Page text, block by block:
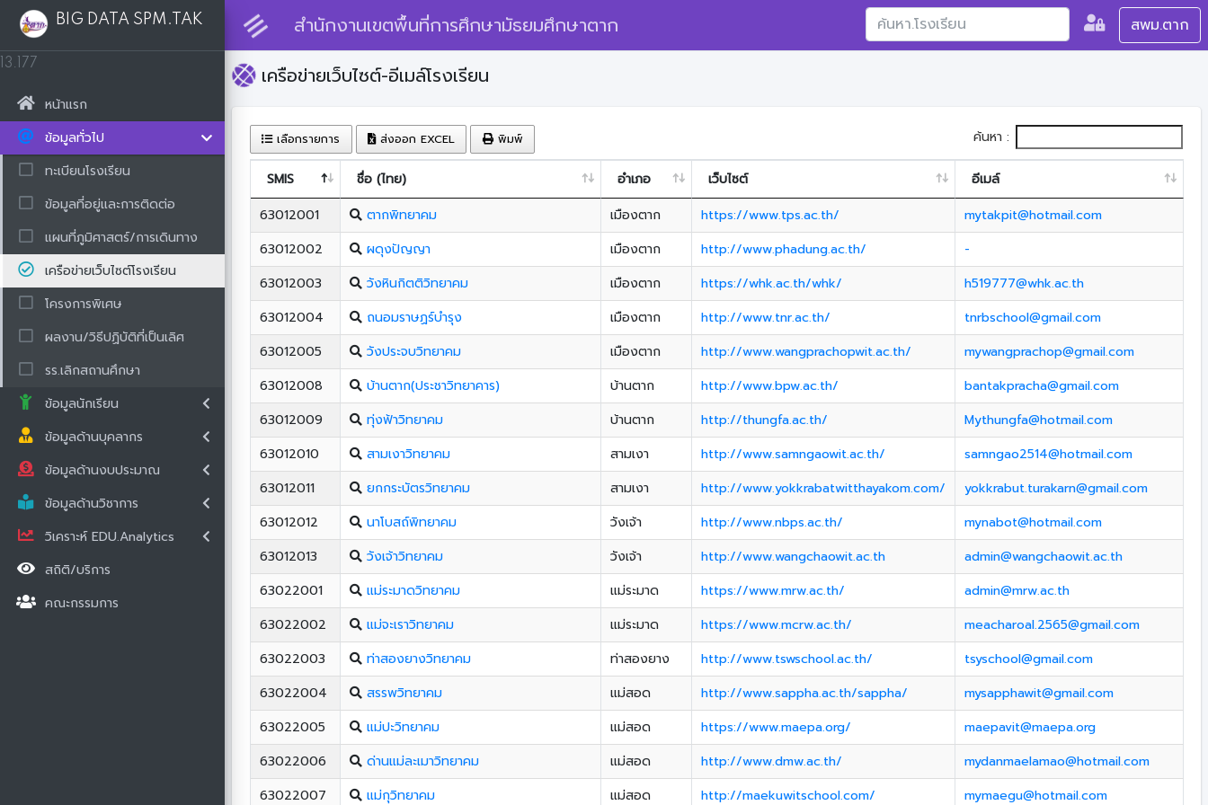
สำนักงานเขตพื้นที่การศึกษามัธยมศึกษาตาก สพม.ตาก
BIG DATA SPM.TAK
13.177
หน้าแรก
ข้อมูลทั่วไป
ทะเบียนโรงเรียน
ข้อมูลที่อยู่และการติดต่อ
แผนที่ภูมิศาสตร์/การเดินทาง
เครือข่ายเว็บไซต์โรงเรียน
โครงการพิเศษ
ผลงาน/วิธีปฏิบัติที่เป็นเลิศ
รร.เลิกสถานศึกษา
ข้อมูลนักเรียน
ข้อมูลด้านบุคลากร
ข้อมูลด้านงบประมาณ
ข้อมูลด้านวิชาการ
วิเคราะห์ EDU.Analytics
สถิติ/บริการ
คณะกรรมการ
เครือข่ายเว็บไซต์-อีเมล์โรงเรียน
เลือกรายการ ส่งออก EXCEL พิมพ์ ค้นหา :
SMIS ชื่อ (ไทย) อำเภอ เว็บไซต์
อีเมล์
63012001
ตากพิทยาคม เมืองตาก https://www.tps.ac.th/
mytakpit@hotmail.com
63012002
ผดุงปัญญา เมืองตาก http://www.phadung.ac.th/
-
63012003
วังหินกิตติวิทยาคม เมืองตาก https://whk.ac.th/whk/
h519777@whk.ac.th
63012004
ถนอมราษฏร์บำรุง เมืองตาก http://www.tnr.ac.th/
tnrbschool@gmail.com
63012005
วังประจบวิทยาคม เมืองตาก http://www.wangprachopwit.ac.th/
mywangprachop@gmail.com
63012008
บ้านตาก(ประชาวิทยาคาร) บ้านตาก http://www.bpw.ac.th/
bantakpracha@gmail.com
63012009
ทุ่งฟ้าวิทยาคม บ้านตาก http://thungfa.ac.th/
Mythungfa@hotmail.com
63012010
สามเงาวิทยาคม สามเงา http://www.samngaowit.ac.th/
samngao2514@hotmail.com
63012011
ยกกระบัตรวิทยาคม สามเงา http://www.yokkrabatwitthayakom.com/
yokkrabut.turakarn@gmail.com
63012012
นาโบสถ์พิทยาคม วังเจ้า http://www.nbps.ac.th/
mynabot@hotmail.com
63012013
วังเจ้าวิทยาคม วังเจ้า http://www.wangchaowit.ac.th
admin@wangchaowit.ac.th
63022001
แม่ระมาดวิทยาคม แม่ระมาด https://www.mrw.ac.th/
admin@mrw.ac.th
63022002
แม่จะเราวิทยาคม แม่ระมาด https://www.mcrw.ac.th/
meacharoal.2565@gmail.com
63022003
ท่าสองยางวิทยาคม ท่าสองยาง http://www.tswschool.ac.th/
tsyschool@gmail.com
63022004
สรรพวิทยาคม แม่สอด http://www.sappha.ac.th/sappha/
mysapphawit@gmail.com
63022005
แม่ปะวิทยาคม แม่สอด https://www.maepa.org/
maepavit@maepa.org
63022006
ด่านแม่ละเมาวิทยาคม แม่สอด http://www.dmw.ac.th/
mydanmaelamao@hotmail.com
63022007
แม่กุวิทยาคม แม่สอด http://maekuwitschool.com/ mymaegu@hotmail.com